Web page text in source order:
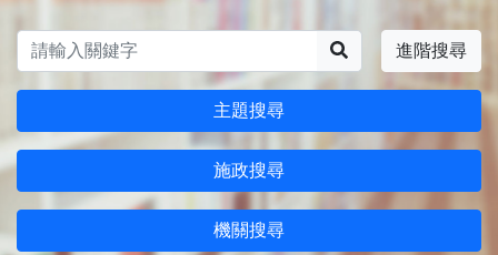
進階搜尋
主題搜尋
施政搜尋
機關搜尋